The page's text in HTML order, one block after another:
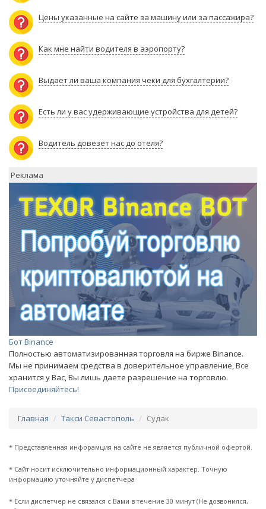
Цены указанные на сайте за машину или за пассажира?
Как мне найти водителя в аэропорту?
Выдает ли ваша компания чеки для бухгалтерии?
Есть ли у вас удерживающие устройства для детей?
Водитель довезет нас до отеля?
Реклама
Бот Binance
Полностью автоматизированная торговля на бирже Binance.
Мы не принимаем средства в доверительное управление, Все
хранится у Вас, Вы лишь даете разрешение на торговлю.
Присоединяйтесь!
Главная Такси Севастополь Судак
* Представленная инфорамция на сайте не является публичной офертой.
* Сайт носит исключительно информационный характер. Точную
информацию уточняйте у диспетчера
* Если диспетчер не связался с Вами в течение 30 минут (Не дозвонился,